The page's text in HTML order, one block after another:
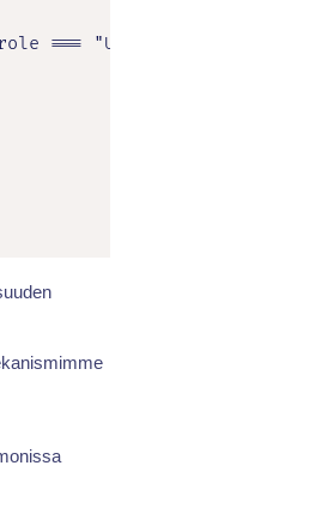
=== "USER") &amp;&amp;<br>